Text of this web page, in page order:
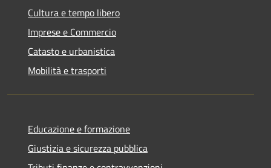
Cultura e tempo libero
Imprese e Commercio
Catasto e urbanistica
Mobilità e trasporti
Educazione e formazione
Giustizia e sicurezza pubblica